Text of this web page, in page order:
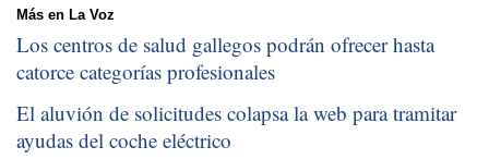
Más en La Voz
Los centros de salud gallegos podrán ofrecer hasta
catorce categorías profesionales
El aluvión de solicitudes colapsa la web para tramitar
ayudas del coche eléctrico